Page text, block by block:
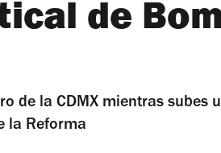
de
de la CDMX mientras subes
la Reforma